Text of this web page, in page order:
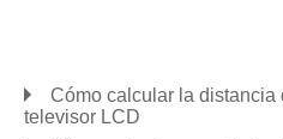
Cómo calcular la
televisor LCD